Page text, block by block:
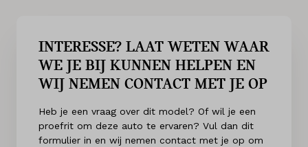
INTERESSE? LAAT WETEN WAAR
WE JE BIJ KUNNEN HELPEN EN
WIJ NEMEN CONTACT MET JE OP
Heb je een vraag over dit model? Of wil je een
proefrit om deze auto te ervaren? Vul dan dit
formulier in en wij nemen contact met je op om